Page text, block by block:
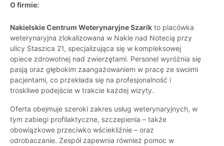
O firmie:
Nakielskie Centrum Weterynaryjne Szarik to placówka
weterynaryjna zlokalizowana w Nakle nad Notecią przy
ulicy Staszica 21, specjalizująca się w kompleksowej
opiece zdrowotnej nad zwierzętami. Personel wyróżnia się
pasją oraz głębokim zaangażowaniem w pracę ze swoimi
pacjentami, co przekłada się na profesjonalność i
troskliwe podejście w trakcie każdej wizyty.
Oferta obejmuje szeroki zakres usług weterynaryjnych, w
tym zabiegi profilaktyczne, szczepienia – także
obowiązkowe przeciwko wściekliźnie – oraz
odrobaczanie. Zespół zapewnia również pomoc w